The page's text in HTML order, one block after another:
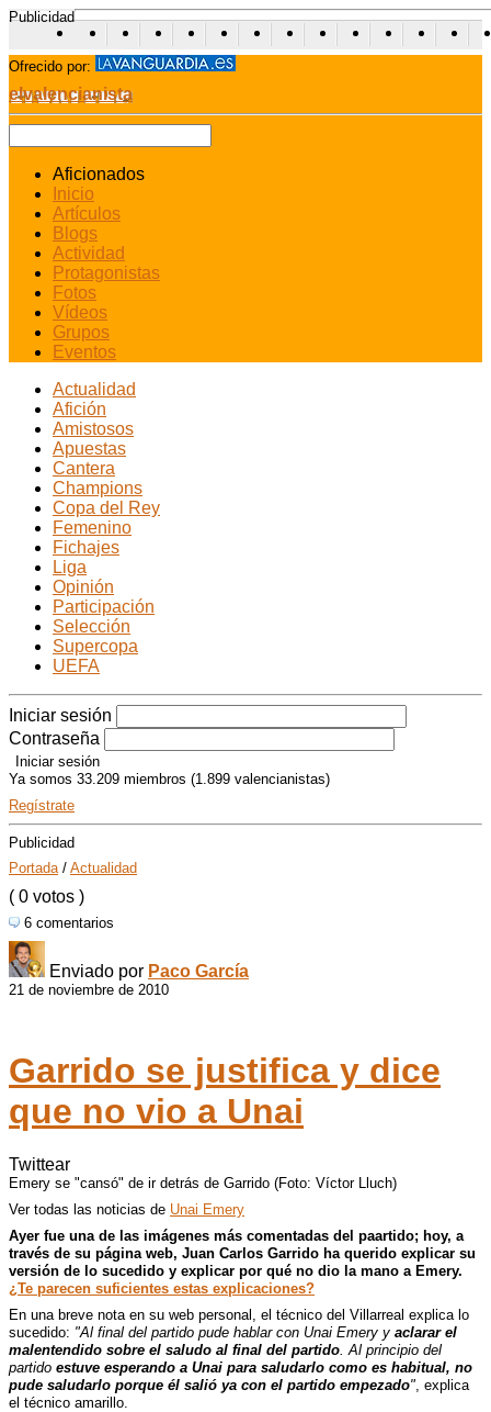
Publicidad
Ofrecido por:
elvalencianista
Aficionados
Inicio
Artículos
Blogs
Actividad
Protagonistas
Fotos
Vídeos
Grupos
Eventos
Actualidad
Afición
Amistosos
Apuestas
Cantera
Champions
Copa del Rey
Femenino
Fichajes
Liga
Opinión
Participación
Selección
Supercopa
UEFA
Iniciar sesión
Contraseña
Ya somos 33.209 miembros (1.899 valencianistas)
Regístrate
Publicidad
Portada/ Actualidad
( 0 votos )
6 comentarios
Enviado por Paco García
21 de noviembre de 2010
Garrido se justifica y dice
que no vio a Unai
Twittear
Emery se "cansó" de ir detrás de Garrido (Foto: Víctor Lluch)
Ver todas las noticias de Unai Emery
Ayer fue una de las imágenes más comentadas del paartido; hoy, a
través de su página web, Juan Carlos Garrido ha querido explicar su
versión de lo sucedido y explicar por qué no dio la mano a Emery.
¿Te parecen suficientes estas explicaciones?
En una breve nota en su web personal, el técnico del Villarreal explica lo
sucedido: "Al final del partido pude hablar con Unai Emery y aclarar el
malentendido sobre el saludo al final del partido . Al principio del
partido estuve esperando a Unai para saludarlo como es habitual, no
pude saludarlo porque él salió ya con el partido empezado" , explica
el técnico amarillo.